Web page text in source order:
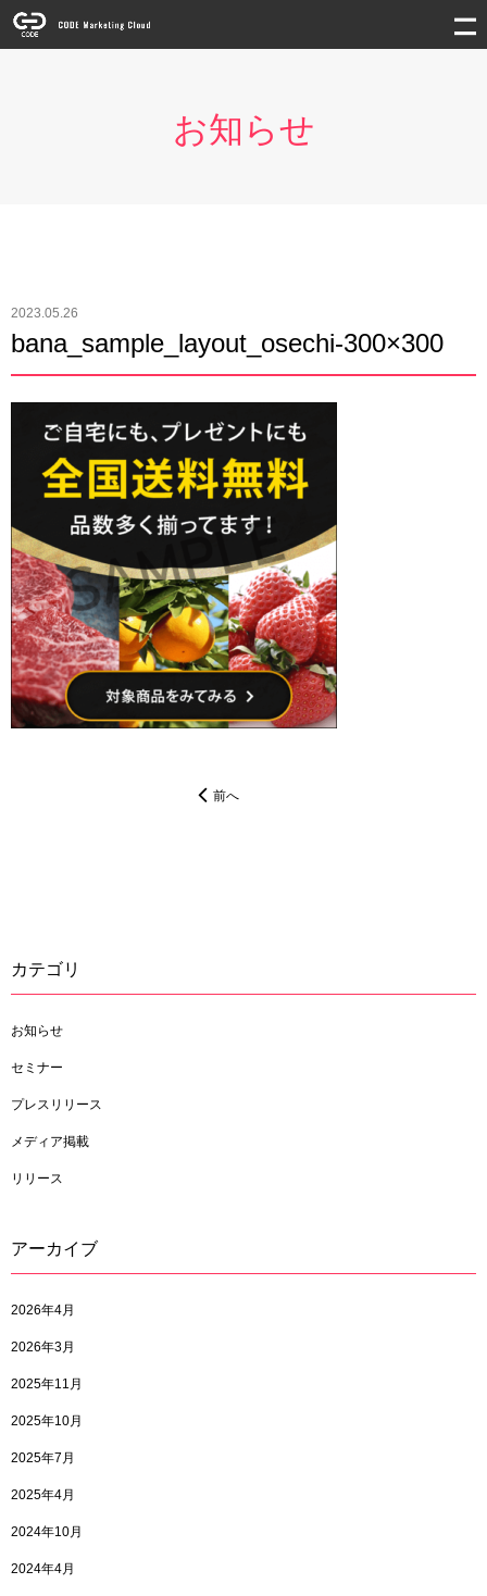
お知らせ
2023.05.26
bana_sample_layout_osechi-300×300
前へ
カテゴリ
お知らせ
セミナー
プレスリリース
メディア掲載
リリース
アーカイブ
2026年4月
2026年3月
2025年11月
2025年10月
2025年7月
2025年4月
2024年10月
2024年4月